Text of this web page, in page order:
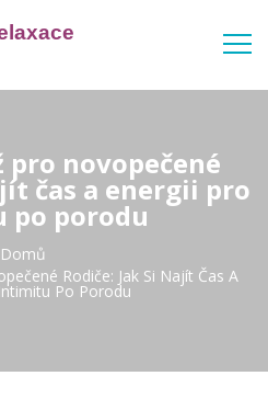
pro novopečené
čas a energii pro
porodu
Domů
Rodiče: Jak Si Najít Čas A
Po Porodu